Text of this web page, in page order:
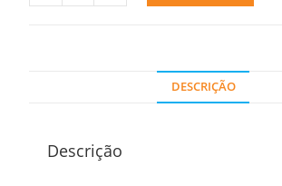
DESCRIÇÃO
Descrição